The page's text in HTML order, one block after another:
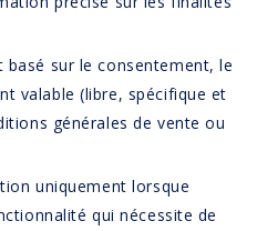
sur le consentement, le
valable (libre, spécifique et
générales de vente ou
uniquement lorsque
qui nécessite de